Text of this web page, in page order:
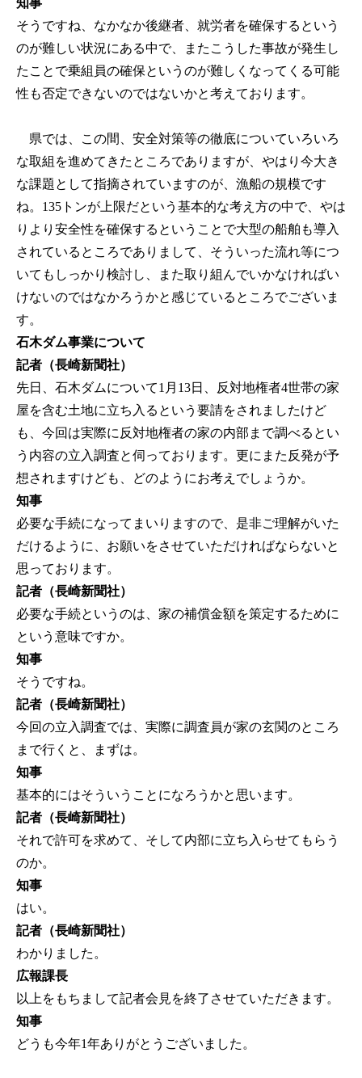
知事
そうですね、なかなか後継者、就労者を確保するという
のが難しい状況にある中で、またこうした事故が発生し
たことで乗組員の確保というのが難しくなってくる可能
性も否定できないのではないかと考えております。
県では、この間、安全対策等の徹底についていろいろ
な取組を進めてきたところでありますが、やはり今大き
な課題として指摘されていますのが、漁船の規模です
ね。135トンが上限だという基本的な考え方の中で、やは
りより安全性を確保するということで大型の船舶も導入
されているところでありまして、そういった流れ等につ
いてもしっかり検討し、また取り組んでいかなければい
けないのではなかろうかと感じているところでございま
す。
石木ダム事業について
記者（長崎新聞社）
先日、石木ダムについて1月13日、反対地権者4世帯の家
屋を含む土地に立ち入るという要請をされましたけど
も、今回は実際に反対地権者の家の内部まで調べるとい
う内容の立入調査と伺っております。更にまた反発が予
想されますけども、どのようにお考えでしょうか。
知事
必要な手続になってまいりますので、是非ご理解がいた
だけるように、お願いをさせていただければならないと
思っております。
記者（長崎新聞社）
必要な手続というのは、家の補償金額を策定するために
という意味ですか。
知事
そうですね。
記者（長崎新聞社）
今回の立入調査では、実際に調査員が家の玄関のところ
まで行くと、まずは。
知事
基本的にはそういうことになろうかと思います。
記者（長崎新聞社）
それで許可を求めて、そして内部に立ち入らせてもらう
のか。
知事
はい。
記者（長崎新聞社）
わかりました。
広報課長
以上をもちまして記者会見を終了させていただきます。
知事
どうも今年1年ありがとうございました。